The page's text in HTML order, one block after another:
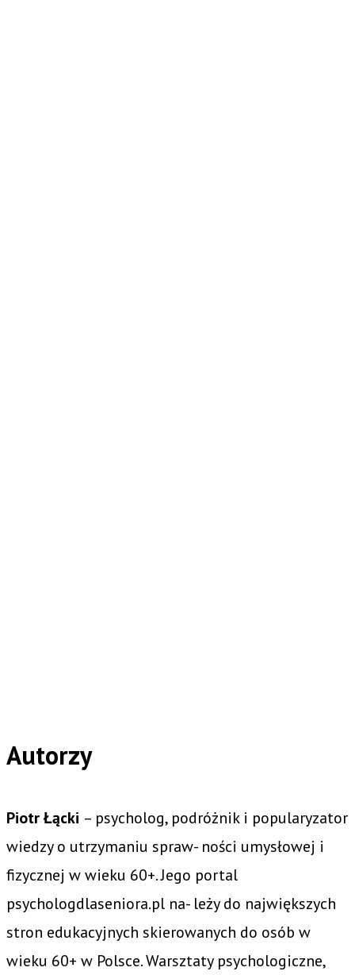
Autorzy
Piotr Łącki – psycholog, podróżnik i popularyzator
wiedzy o utrzymaniu spraw- ności umysłowej i
fizycznej w wieku 60+. Jego portal
psychologdlaseniora.pl na- leży do największych
stron edukacyjnych skierowanych do osób w
wieku 60+ w Polsce. Warsztaty psychologiczne,